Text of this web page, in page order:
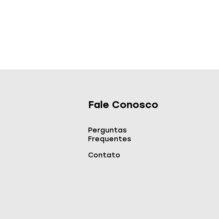
Fale Conosco
Perguntas
Frequentes
Contato